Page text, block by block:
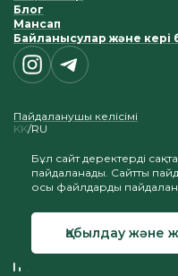
Блог
Мансап
Байланысулар және кері
Пайдаланушы келісімі
KK RU
Материалдарды көшіру және
© 2026 Bonduelle Қазақстан
Сайтты құру
Бұл сайт деректерді
пайдаланады. Сайтты
осы файлдарды
Қабылдау және